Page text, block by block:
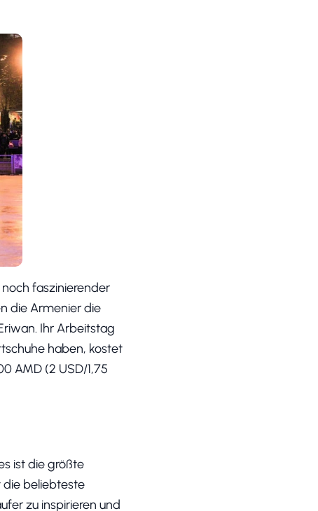
faszinierender
die Armenier die
Ihr Arbeitstag
haben, kostet
AMD (2 USD/1,75
ist die größte
die beliebteste
zu inspirieren und